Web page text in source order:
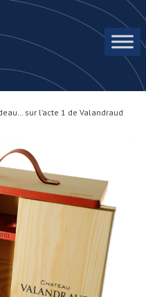
sur l’acte 1 de Valandraud